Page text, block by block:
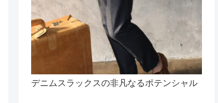
デニムスラックスの非凡なるポテンシャル